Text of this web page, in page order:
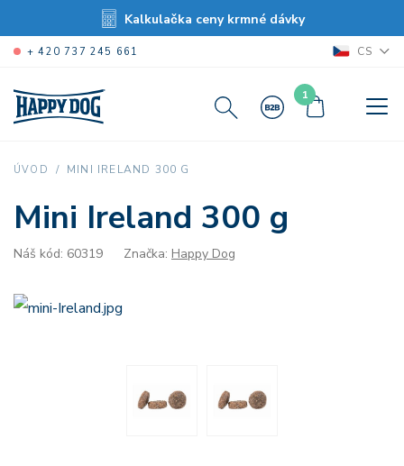
Kalkulačka ceny krmné dávky
+ 420 737 245 661 CS
1
ÚVOD MINI IRELAND 300 G
Mini Ireland 300 g
Náš kód: 60319 Značka: Happy Dog